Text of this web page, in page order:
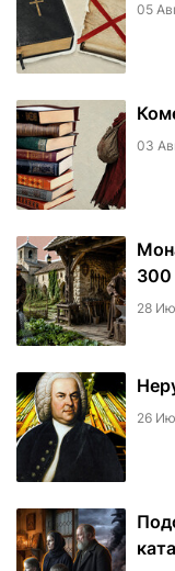
05
03
300
28
26